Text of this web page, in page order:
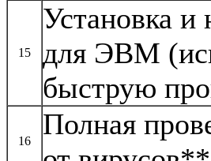
15
Установка и
для ЭВМ
быструю
16
Полная